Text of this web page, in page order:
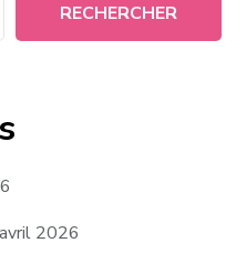
RECHERCHER
2026